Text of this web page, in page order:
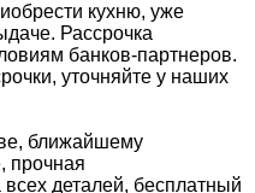
кухню, уже
Рассрочка
банков-партнеров.
уточняйте у наших
ближайшему
прочная
деталей, бесплатный